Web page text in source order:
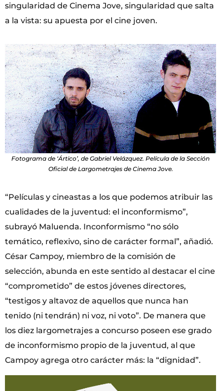
singularidad de Cinema Jove, singularidad que salta
a la vista: su apuesta por el cine joven.
Fotograma de ‘Ártico’, de Gabriel Velázquez. Película de la Sección
Oficial de Largometrajes de Cinema Jove.
“Películas y cineastas a los que podemos atribuir las
cualidades de la juventud: el inconformismo”,
subrayó Maluenda. Inconformismo “no sólo
temático, reflexivo, sino de carácter formal”, añadió.
César Campoy, miembro de la comisión de
selección, abunda en este sentido al destacar el cine
“comprometido” de estos jóvenes directores,
“testigos y altavoz de aquellos que nunca han
tenido (ni tendrán) ni voz, ni voto”. De manera que
los diez largometrajes a concurso poseen ese grado
de inconformismo propio de la juventud, al que
Campoy agrega otro carácter más: la “dignidad”.